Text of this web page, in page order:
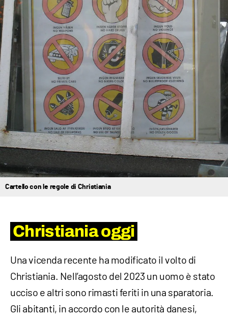
Cartello con le regole di Christiania
Christiania oggi
Una vicenda recente ha modificato il volto di
Christiania. Nell’agosto del 2023 un uomo è stato
ucciso e altri sono rimasti feriti in una sparatoria.
Gli abitanti, in accordo con le autorità danesi,